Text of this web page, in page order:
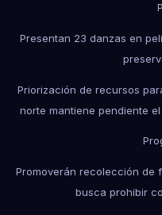
Presentan 23 danzas en
Priorización de recursos
norte mantiene pendiente
Promoverán recolección de
busca prohibir